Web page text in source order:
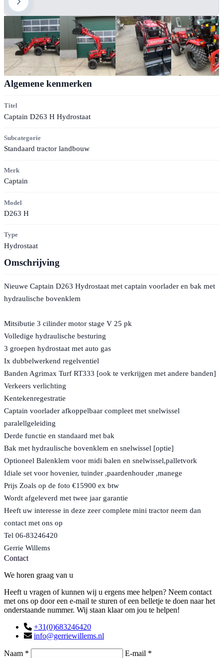
Algemene kenmerken
Titel
Captain D263 H Hydrostaat
Subcategorie
Standaard tractor landbouw
Merk
Captain
Model
D263 H
Type
Hydrostaat
Omschrijving
Nieuwe Captain D263 Hydrostaat met captain voorlader en bak met
hydraulische bovenklem
Mitsibutie 3 cilinder motor stage V 25 pk
Volledige hydraulische besturing
3 groepen hydrostaat met auto gas
Ix dubbelwerkend regelventiel
Banden Agrimax Turf RT333 [ook te verkrijgen met andere banden]
Verkeers verlichting
Kentekenregestratie
Captain voorlader afkoppelbaar compleet met snelwissel
paralellgeleiding
Derde functie en standaard met bak
Bak met hydraulische bovenklem en snelwissel [optie]
Optioneel Balenklem voor midi balen en snelwissel,palletvork
Idiale set voor hovenier, tuinder ,paardenhouder ,manege
Prijs Zoals op de foto €15900 ex btw
Wordt afgeleverd met twee jaar garantie
Heeft uw interesse in deze zeer complete mini tractor neem dan
contact met ons op
Tel 06-83246420
Gerrie Willems
Contact
We horen graag van u
Heeft u vragen of kunnen wij u ergens mee helpen? Neem contact
met ons op door een e-mail te sturen of een belletje te doen naar het
onderstaande nummer. Wij staan klaar om jou te helpen!
+31(0)683246420
info@gerriewillems.nl
Naam * E-mail *